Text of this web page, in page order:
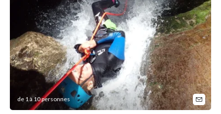
de 1 à 10 personnes